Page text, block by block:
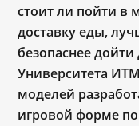
стоит ли пойти в
доставку еды,
безопаснее
Университета
моделей
игровой форме